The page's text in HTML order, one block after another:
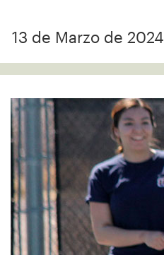
13 de Marzo de 2024